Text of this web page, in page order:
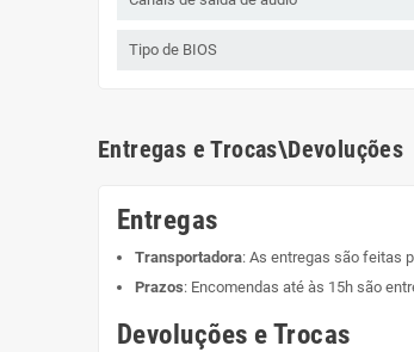
Tipo de BIOS
Entregas e Trocas\Devoluções
Entregas
Transportadora: As entregas são feitas
Prazos: Encomendas até às 15h são
Devoluções e Trocas